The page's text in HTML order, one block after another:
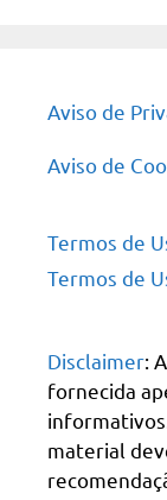
Aviso de
Aviso de
Termos de
Termos de
Disclaimer:
fornecida
material